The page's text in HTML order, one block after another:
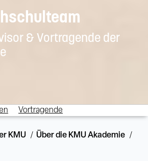
& Vortragende der
Vortragende
KMU
Über die KMU Akademie